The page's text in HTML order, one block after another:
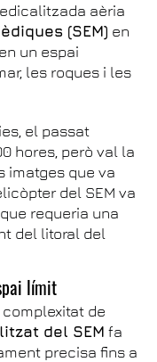
aèria
(SEM) en
, en un espai
les roques i les
el passat
hores, però val la
imatges que va
del SEM va
requeria una
del litoral del
límit
de
del SEM fa
precisa fins a